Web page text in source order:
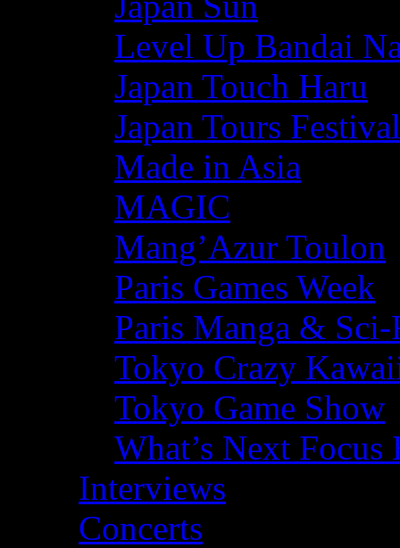
Level Up Bandai
Japan Touch Haru
Japan Tours Festival
Made in Asia
MAGIC
Mang’Azur Toulon
Paris Games Week
Paris Manga &
Tokyo Crazy
Tokyo Game Show
What’s Next
Interviews
Concerts